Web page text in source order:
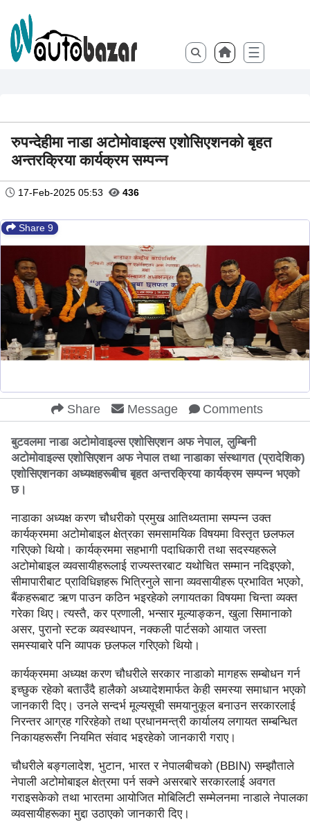
☰
रुपन्देहीमा नाडा अटोमोवाइल्स एशोसिएशनको बृहत
अन्तरक्रिया कार्यक्रम सम्पन्न
17-Feb-2025 05:53 436
Share 9
Share Message Comments
बुटवलमा नाडा अटोमोवाइल्स एशोसिएशन अफ नेपाल, लुम्बिनी
अटोमोवाइल्स एशोसिएशन अफ नेपाल तथा नाडाका संस्थागत (प्रादेशिक)
एशोसिएशनका अध्यक्षहरूबीच बृहत अन्तरक्रिया कार्यक्रम सम्पन्न भएको
छ।
नाडाका अध्यक्ष करण चौधरीको प्रमुख आतिथ्यतामा सम्पन्न उक्त
कार्यक्रममा अटोमोबाइल क्षेत्रका समसामयिक विषयमा विस्तृत छलफल
गरिएको थियो। कार्यक्रममा सहभागी पदाधिकारी तथा सदस्यहरूले
अटोमोबाइल व्यवसायीहरूलाई राज्यस्तरबाट यथोचित सम्मान नदिइएको,
सीमापारीबाट प्राविधिज्ञहरू भित्रिनुले साना व्यवसायीहरू प्रभावित भएको,
बैंकहरूबाट ऋण पाउन कठिन भइरहेको लगायतका विषयमा चिन्ता व्यक्त
गरेका थिए। त्यस्तै, कर प्रणाली, भन्सार मूल्याङ्कन, खुला सिमानाको
असर, पुरानो स्टक व्यवस्थापन, नक्कली पार्टसको आयात जस्ता
समस्याबारे पनि व्यापक छलफल गरिएको थियो।
कार्यक्रममा अध्यक्ष करण चौधरीले सरकार नाडाको मागहरू सम्बोधन गर्न
इच्छुक रहेको बताउँदै हालैको अध्यादेशमार्फत केही समस्या समाधान भएको
जानकारी दिए। उनले सन्दर्भ मूल्यसूची समयानुकूल बनाउन सरकारलाई
निरन्तर आग्रह गरिरहेको तथा प्रधानमन्त्री कार्यालय लगायत सम्बन्धित
निकायहरूसँग नियमित संवाद भइरहेको जानकारी गराए।
चौधरीले बङ्गलादेश, भुटान, भारत र नेपालबीचको (BBIN) सम्झौताले
नेपाली अटोमोबाइल क्षेत्रमा पर्न सक्ने असरबारे सरकारलाई अवगत
गराइसकेको तथा भारतमा आयोजित मोबिलिटी सम्मेलनमा नाडाले नेपालका
व्यवसायीहरूका मुद्दा उठाएको जानकारी दिए।